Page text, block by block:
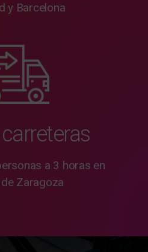
y Barcelona
a 3 horas en
Zaragoza